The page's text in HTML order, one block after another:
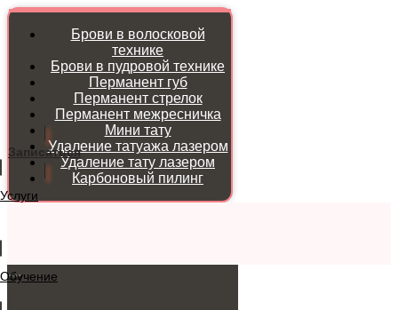
Записаться
Услуги
Обучение
Брови в волосковой
технике
Брови в пудровой технике
Перманент губ
Перманент стрелок
Перманент межресничка
Мини тату
Удаление татуажа лазером
Удаление тату лазером
Карбоновый пилинг